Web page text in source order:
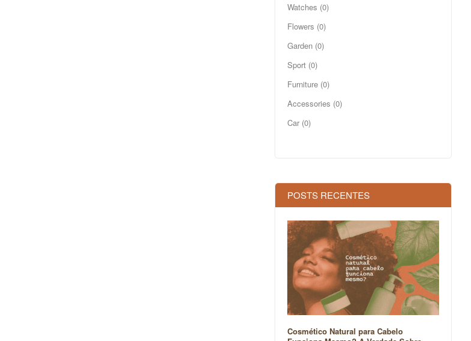
Watches (0)
Flowers (0)
Garden (0)
Sport (0)
Furniture (0)
Accessories (0)
Car (0)
POSTS RECENTES
Cosmético Natural para Cabelo